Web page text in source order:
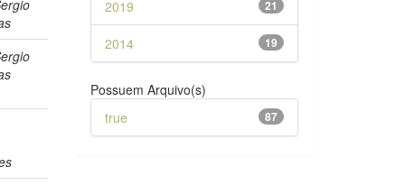
21
2019
19
2014
Possuem Arquivo(s)
87
true